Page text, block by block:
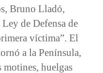
Bruno Lladó,
de Defensa de
víctima”. El
a la Península,
motines, huelgas